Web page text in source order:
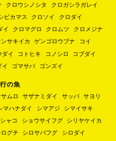
クロウシノシタ
クロガシラガレイ
ビカマス クロソイ
クロダイ
イ クロマグロ クロムツ
クロメジナ
サキイカ ゲンゴロウブナ
コイ
ダイ コトヒキ コノシロ
コブダイ
イ ゴマサバ ゴンズイ
の魚
ムロ サザナミダイ サッパ サヨリ
マハナダイ シマアジ
シマイサキ
シャコ ショウサイフグ
シリヤケイカ
ログチ シロサバフグ
シロダイ